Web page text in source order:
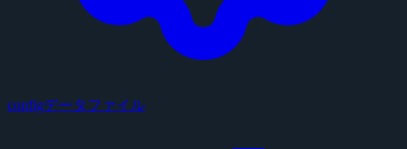
configデータファイル